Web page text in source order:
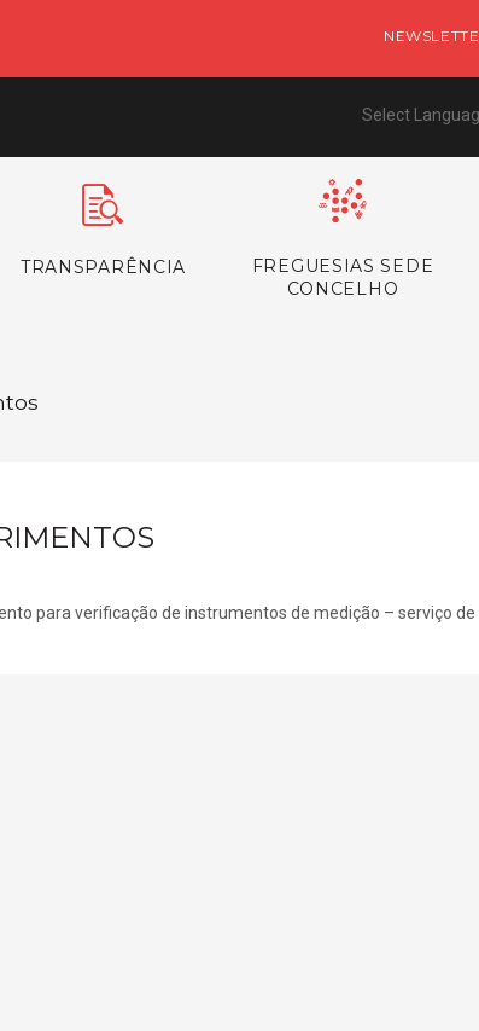
Select
TRANSPARÊNCIA
FREGUESIAS SEDE
CONCELHO
para verificação de instrumentos de medição – serviço